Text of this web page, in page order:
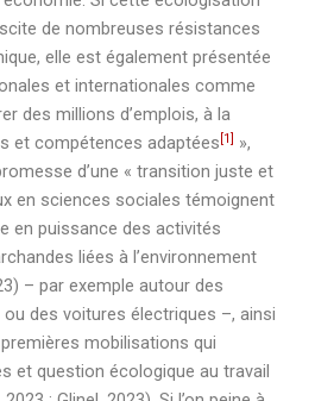
de nombreuses résistances
elle est également présentée
et internationales comme
des millions d’emplois, à la
et compétences adaptées[1] »,
d’une « transition juste et
en sciences sociales témoignent
en puissance des activités
liées à l’environnement
– par exemple autour des
des voitures électriques –, ainsi
mobilisations qui
et question écologique au travail